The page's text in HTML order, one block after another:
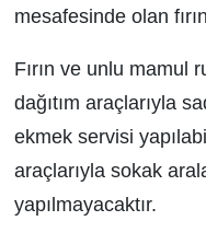
mesafesinde olan
Fırın ve unlu mamul
dağıtım araçlarıyla
ekmek servisi
araçlarıyla sokak
yapılmayacaktır.